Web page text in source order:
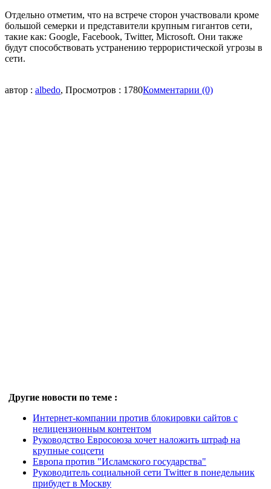
Отдельно отметим, что на встрече сторон участвовали кроме
большой семерки и представители крупным гигантов сети,
такие как: Google, Facebook, Twitter, Microsoft. Они также
будут способствовать устранению террористической угрозы в
сети.
автор : albedo, Просмотров : 1780Комментарии (0)
Другие новости по теме :
Интернет-компании против блокировки сайтов с
нелицензионным контентом
Руководство Евросоюза хочет наложить штраф на
крупные соцсети
Европа против "Исламского государства"
Руководитель социальной сети Twitter в понедельник
прибудет в Москву